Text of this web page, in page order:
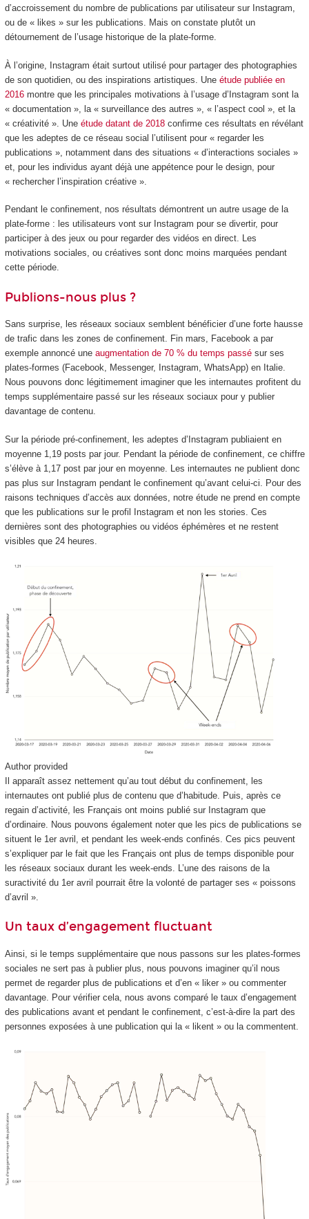
d’accroissement du nombre de publications par utilisateur sur Instagram,
ou de « likes » sur les publications. Mais on constate plutôt un
détournement de l’usage historique de la plate-forme.
À l’origine, Instagram était surtout utilisé pour partager des photographies
de son quotidien, ou des inspirations artistiques. Une étude publiée en
2016montre que les principales motivations à l’usage d’Instagram sont la
« documentation », la « surveillance des autres », « l’aspect cool », et la
« créativité ». Une étude datant de 2018confirme ces résultats en révélant
que les adeptes de ce réseau social l’utilisent pour « regarder les
publications », notamment dans des situations « d’interactions sociales »
et, pour les individus ayant déjà une appétence pour le design, pour
« rechercher l’inspiration créative ».
Pendant le confinement, nos résultats démontrent un autre usage de la
plate-forme : les utilisateurs vont sur Instagram pour se divertir, pour
participer à des jeux ou pour regarder des vidéos en direct. Les
motivations sociales, ou créatives sont donc moins marquées pendant
cette période.
Publions-nous plus ?
Sans surprise, les réseaux sociaux semblent bénéficier d’une forte hausse
de trafic dans les zones de confinement. Fin mars, Facebook a par
exemple annoncé une augmentation de 70 % du temps passésur ses
plates-formes (Facebook, Messenger, Instagram, WhatsApp) en Italie.
Nous pouvons donc légitimement imaginer que les internautes profitent du
temps supplémentaire passé sur les réseaux sociaux pour y publier
davantage de contenu.
Sur la période pré-confinement, les adeptes d’Instagram publiaient en
moyenne 1,19 posts par jour. Pendant la période de confinement, ce chiffre
s’élève à 1,17 post par jour en moyenne. Les internautes ne publient donc
pas plus sur Instagram pendant le confinement qu’avant celui-ci. Pour des
raisons techniques d’accès aux données, notre étude ne prend en compte
que les publications sur le profil Instagram et non les stories. Ces
dernières sont des photographies ou vidéos éphémères et ne restent
visibles que 24 heures.
Author provided
Il apparaît assez nettement qu’au tout début du confinement, les
internautes ont publié plus de contenu que d’habitude. Puis, après ce
regain d’activité, les Français ont moins publié sur Instagram que
d’ordinaire. Nous pouvons également noter que les pics de publications se
situent le 1 eravril, et pendant les week-ends confinés. Ces pics peuvent
s’expliquer par le fait que les Français ont plus de temps disponible pour
les réseaux sociaux durant les week-ends. L’une des raisons de la
suractivité du 1 eravril pourrait être la volonté de partager ses « poissons
d’avril ».
Un taux d’engagement fluctuant
Ainsi, si le temps supplémentaire que nous passons sur les plates-formes
sociales ne sert pas à publier plus, nous pouvons imaginer qu’il nous
permet de regarder plus de publications et d’en « liker » ou commenter
davantage. Pour vérifier cela, nous avons comparé le taux d’engagement
des publications avant et pendant le confinement, c’est-à-dire la part des
personnes exposées à une publication qui la « likent » ou la commentent.